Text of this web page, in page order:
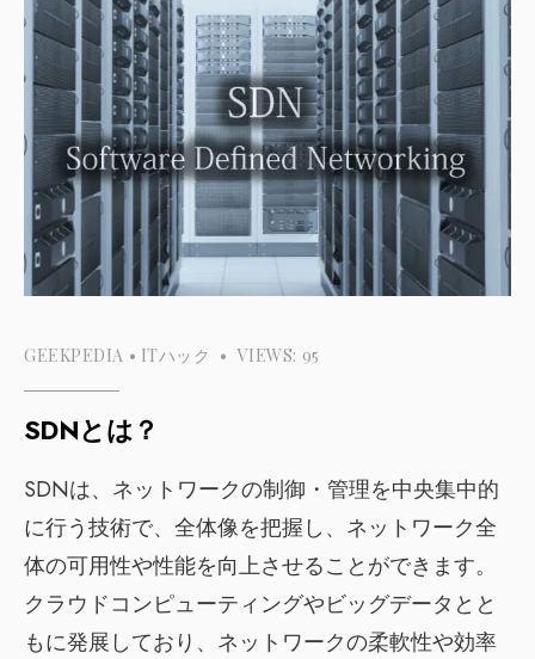
GEEKPEDIA • ITハック • VIEWS: 95
SDNとは？
SDNは、ネットワークの制御・管理を中央集中的
に行う技術で、全体像を把握し、ネットワーク全
体の可用性や性能を向上させることができます。
クラウドコンピューティングやビッグデータとと
もに発展しており、ネットワークの柔軟性や効率